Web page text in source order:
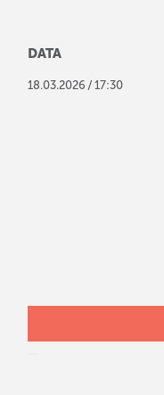
DATA
18.03.2026 / 17:30